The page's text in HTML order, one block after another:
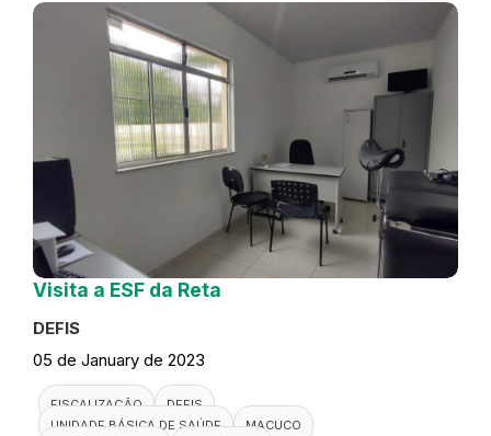
Visita a ESF da Reta
DEFIS
05 de January de 2023
FISCALIZAÇÃO
DEFIS
UNIDADE BÁSICA DE SAÚDE
MACUCO